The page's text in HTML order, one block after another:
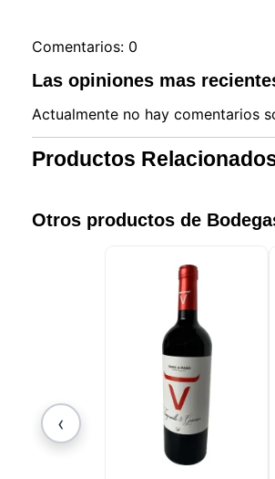
Comentarios: 0
Las opiniones mas
Actualmente no hay comentarios
Productos
Otros productos de
‹